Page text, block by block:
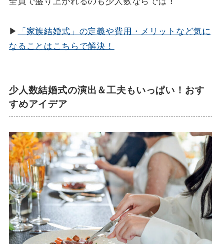
▶
「家族結婚式」の定義や費用・メリットなど気に
なることはこちらで解決！
少人数結婚式の演出＆工夫もいっぱい！おす
すめアイデア